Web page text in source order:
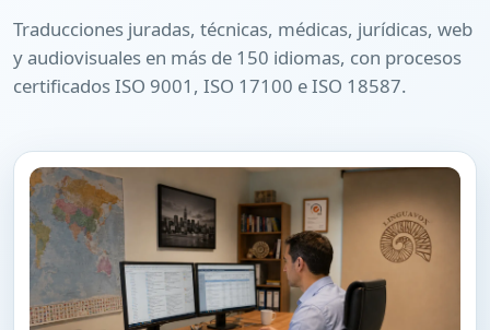
Traducciones juradas, técnicas, médicas, jurídicas, web
y audiovisuales en más de 150 idiomas, con procesos
certificados ISO 9001, ISO 17100 e ISO 18587.